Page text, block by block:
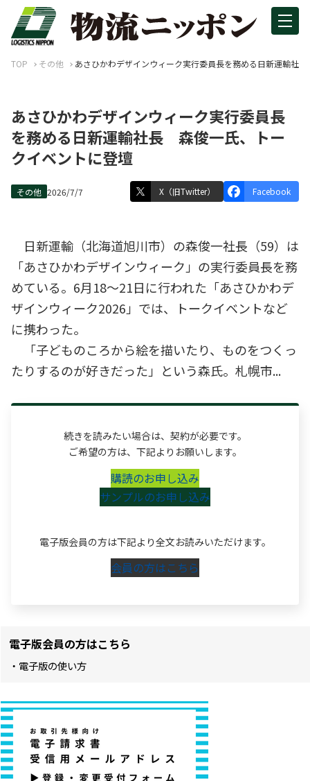
TOP その他 あさひかわデザインウィーク実行委員長を務める日新運輸社
あさひかわデザインウィーク実行委員長
を務める日新運輸社長 森俊一氏、トー
クイベントに登壇
その他 2026/7/7 X（旧Twitter） Facebook
日新運輸（北海道旭川市）の森俊一社長（59）は
「あさひかわデザインウィーク」の実行委員長を務
めている。6月18～21日に行われた「あさひかわデ
ザインウィーク2026」では、トークイベントなど
に携わった。
「子どものころから絵を描いたり、ものをつくっ
たりするのが好きだった」という森氏。札幌市...
続きを読みたい場合は、契約が必要です。
ご希望の方は、下記よりお願いします。
購読のお申し込み
サンプルのお申し込み
電子版会員の方は下記より全文お読みいただけます。
会員の方はこちら
電子版会員の方はこちら
・電子版の使い方